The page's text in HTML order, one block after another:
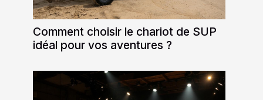
Comment choisir le chariot de SUP
idéal pour vos aventures ?